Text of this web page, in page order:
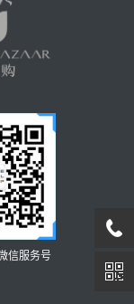
信服务号